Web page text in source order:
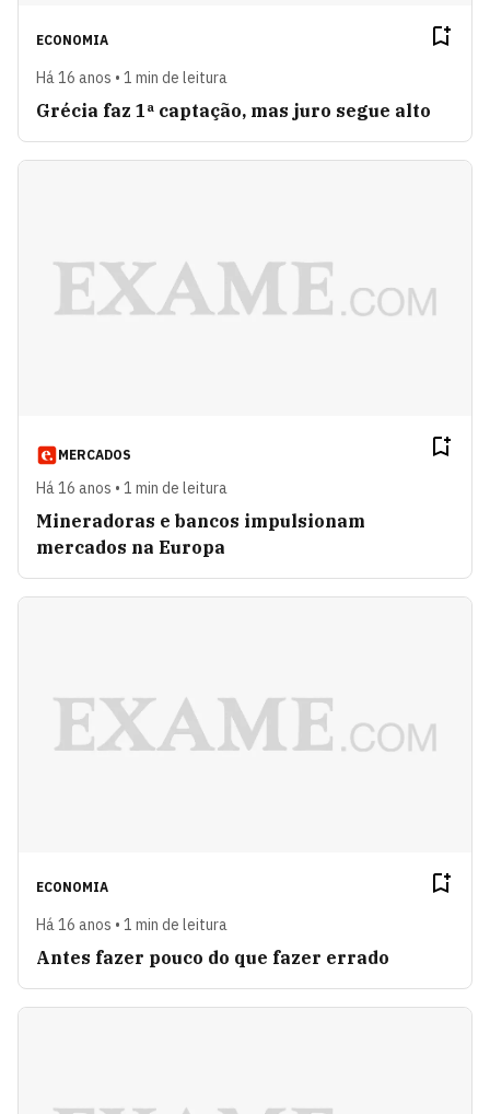
ECONOMIA
Há 16 anos • 1 min de leitura
Grécia faz 1ª captação, mas juro segue alto
MERCADOS
Há 16 anos • 1 min de leitura
Mineradoras e bancos impulsionam
mercados na Europa
ECONOMIA
Há 16 anos • 1 min de leitura
Antes fazer pouco do que fazer errado